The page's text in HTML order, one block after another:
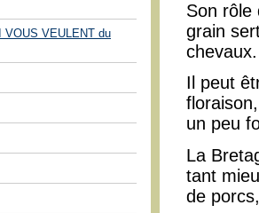
VOUS VEULENT du
Son rôle
grain
chevaux.
Il peut
un peu
La
tant
de